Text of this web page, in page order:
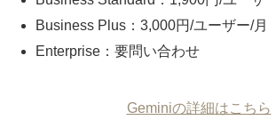
Business Plus：3,000円/ユーザー/月
Enterprise：要問い合わせ
Geminiの詳細はこちら